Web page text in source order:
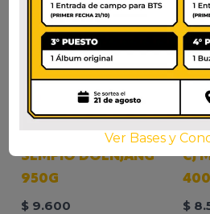
SEMPIO DOENJANG
950G
$ 9.600
CJ
$
Ver Bases y